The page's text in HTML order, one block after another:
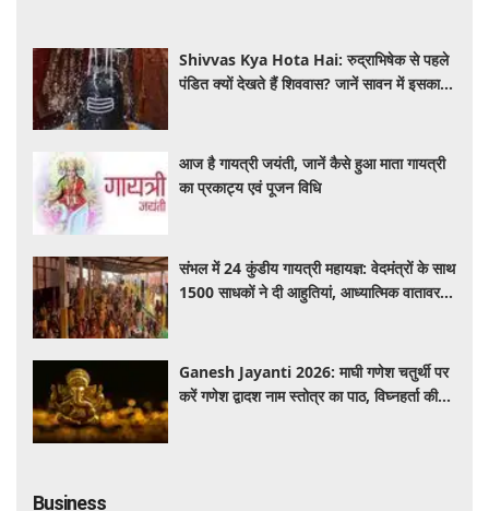
Shivvas Kya Hota Hai: रुद्राभिषेक से पहले
पंडित क्यों देखते हैं शिववास? जानें सावन में इसका
आज है गायत्री जयंती, जानें कैसे हुआ माता गायत्री
का प्रकाट्य एवं पूजन विधि
संभल में 24 कुंडीय गायत्री महायज्ञ: वेदमंत्रों के साथ
1500 साधकों ने दी आहुतियां, आध्यात्मिक वातावरण
Ganesh Jayanti 2026: माघी गणेश चतुर्थी पर
करें गणेश द्वादश नाम स्तोत्र का पाठ, विघ्नहर्ता की
Business